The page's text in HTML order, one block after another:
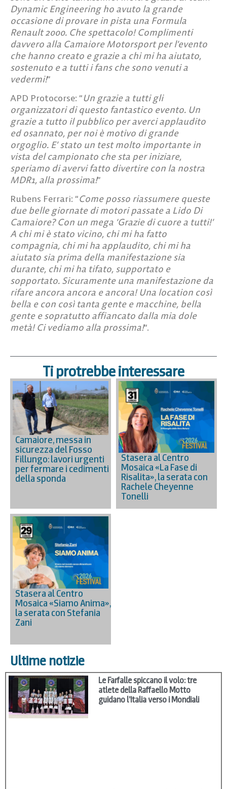
Dynamic Engineering ho avuto la grande
occasione di provare in pista una Formula
Renault 2000. Che spettacolo! Complimenti
davvero alla Camaiore Motorsport per l’evento
che hanno creato e grazie a chi mi ha aiutato,
sostenuto e a tutti i fans che sono venuti a
vedermi!”
APD Protocorse: “Un grazie a tutti gli
organizzatori di questo fantastico evento. Un
grazie a tutto il pubblico per averci applaudito
ed osannato, per noi è motivo di grande
orgoglio. E’ stato un test molto importante in
vista del campionato che sta per iniziare,
speriamo di avervi fatto divertire con la nostra
MDR1, alla prossima!”
Rubens Ferrari: “Come posso riassumere queste
due belle giornate di motori passate a Lido Di
Camaiore? Con un mega ‘Grazie di cuore a tutti!’
A chi mi è stato vicino, chi mi ha fatto
compagnia, chi mi ha applaudito, chi mi ha
aiutato sia prima della manifestazione sia
durante, chi mi ha tifato, supportato e
sopportato. Sicuramente una manifestazione da
rifare ancora ancora e ancora! Una location così
bella e con così tanta gente e macchine, bella
gente e sopratutto affiancato dalla mia dole
metà! Ci vediamo alla prossima!“.
Ti protrebbe interessare
Camaiore, messa in
sicurezza del Fosso
Fillungo: lavori urgenti
per fermare i cedimenti
della sponda
Stasera al Centro
Mosaica «La Fase di
Risalita», la serata con
Rachele Cheyenne
Tonelli
Stasera al Centro
Mosaica «Siamo Anima»,
la serata con Stefania
Zani
Ultime notizie
Le Farfalle spiccano il volo: tre
atlete della Raffaello Motto
guidano l’Italia verso i Mondiali